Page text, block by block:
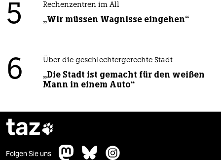
5 Rechenzentren im All
„Wir müssen Wagnisse eingehen“
6 Über die geschlechtergerechte Stadt
„Die Stadt ist gemacht für den weißen
Mann in einem Auto“
taz
Folgen Sie uns